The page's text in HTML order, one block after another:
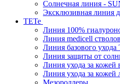
Солнечная линия -
Эксклюзивная линия
TETe
Линия 100%
Линия medicell
Линия базового ухода
Линия защиты от
Линия ухода за кожей
Линия ухода за кожей
Мезороллеры